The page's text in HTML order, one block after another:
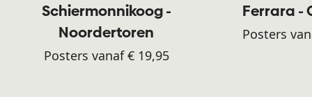
Schiermonnikoog -
Noordertoren
Posters vanaf € 19,95
Ferrara -
Posters